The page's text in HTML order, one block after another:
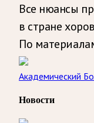
Все нюансы
в стране
По
Академический
Новости